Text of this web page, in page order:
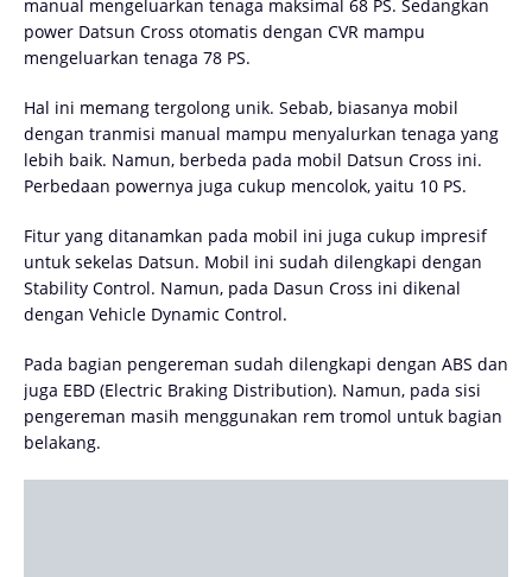
manual mengeluarkan tenaga maksimal 68 PS. Sedangkan
power Datsun Cross otomatis dengan CVR mampu
mengeluarkan tenaga 78 PS.
Hal ini memang tergolong unik. Sebab, biasanya mobil
dengan tranmisi manual mampu menyalurkan tenaga yang
lebih baik. Namun, berbeda pada mobil Datsun Cross ini.
Perbedaan powernya juga cukup mencolok, yaitu 10 PS.
Fitur yang ditanamkan pada mobil ini juga cukup impresif
untuk sekelas Datsun. Mobil ini sudah dilengkapi dengan
Stability Control. Namun, pada Dasun Cross ini dikenal
dengan Vehicle Dynamic Control.
Pada bagian pengereman sudah dilengkapi dengan ABS dan
juga EBD (Electric Braking Distribution). Namun, pada sisi
pengereman masih menggunakan rem tromol untuk bagian
belakang.